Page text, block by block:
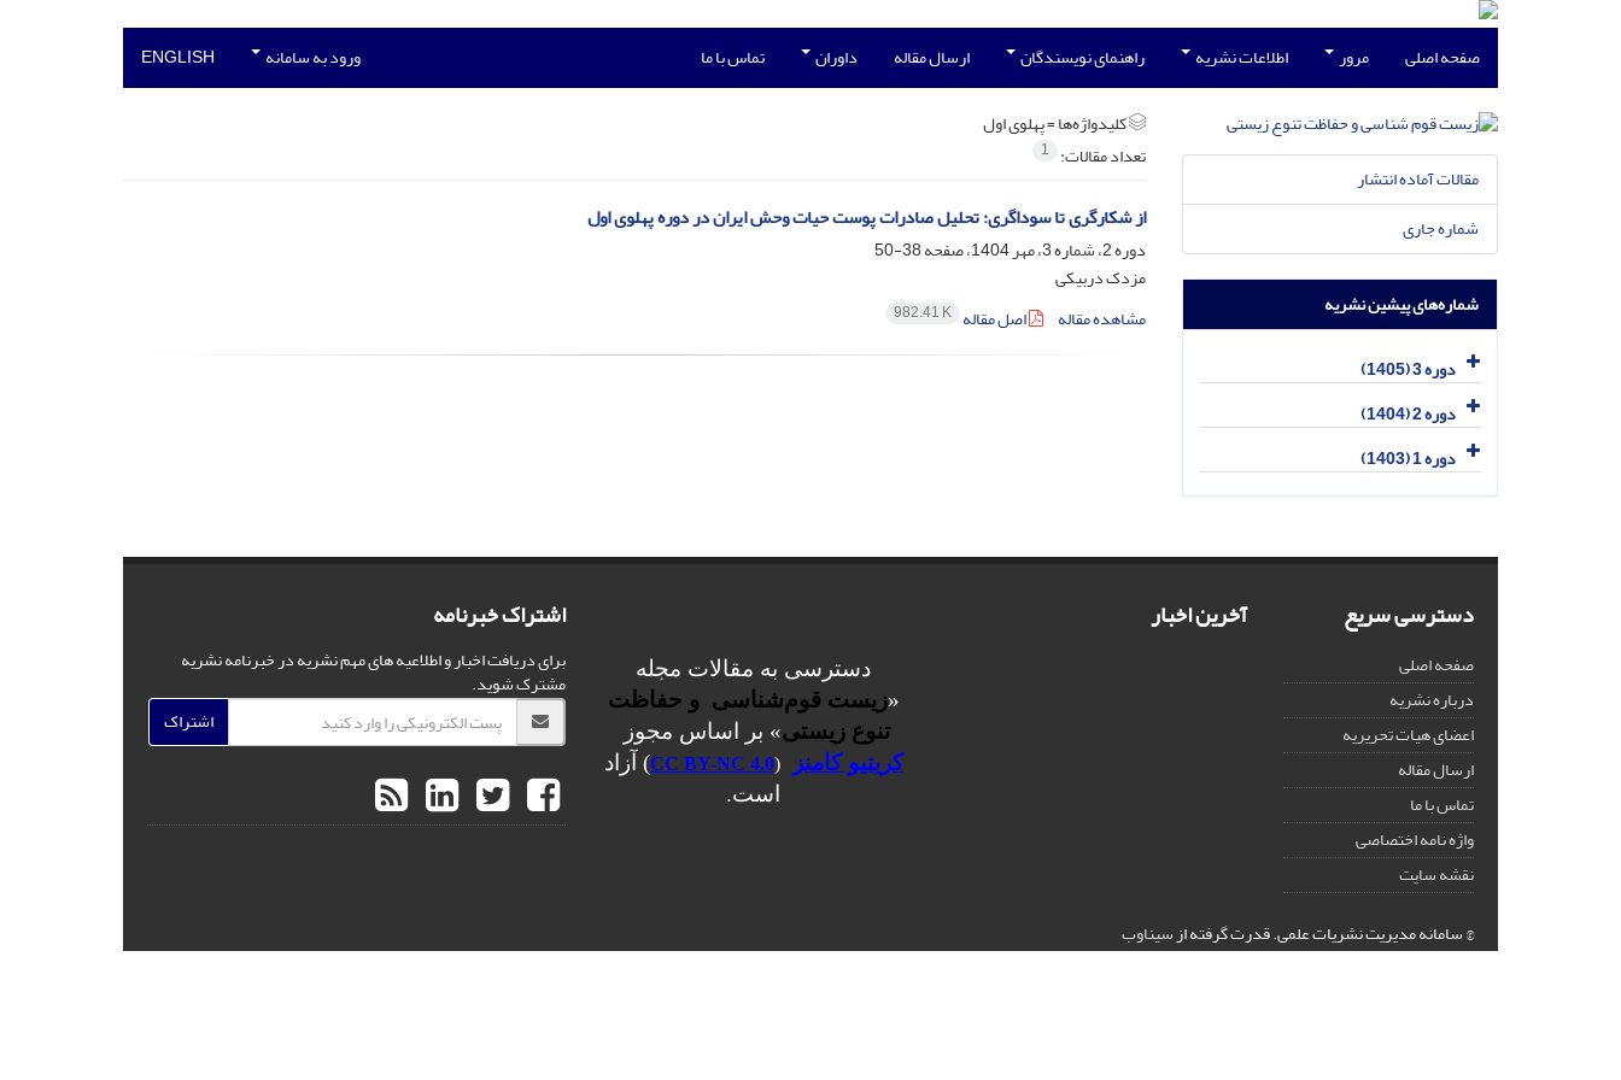
صفحه اصلی مرور اطلاعات نشریه راهنمای نویسندگان ارسال مقاله داوران تماس با ما ورود به سامانه ENGLISH
کلیدواژه‌ها =پهلوی اول
تعداد مقالات: 1
از شکارگری تا سوداگری: تحلیل صادرات پوست حیات وحش ایران در دوره پهلوی اول
دوره 2، شماره 3، مهر 1404، صفحه
38-50
مزدک دربیکی
مشاهده مقاله
اصل مقاله 982.41 K
مقالات آماده انتشار
شماره جاری
شماره‌های پیشین نشریه
دوره 3 (1405)
دوره 2 (1404)
دوره 1 (1403)
دسترسی سریع
صفحه اصلی
درباره نشریه
اعضای هیات تحریریه
ارسال مقاله
تماس با ما
واژه نامه اختصاصی
نقشه سایت
آخرین اخبار
دسترسی به مقالات مجله
«زیست قوم‌شناسی و حفاظت
تنوع زیستی» بر اساس مجوز
کریتیو کامنز
(
CC BY-NC 4.0) آزاد
است.
اشتراک خبرنامه
برای دریافت اخبار و اطلاعیه های مهم نشریه در خبرنامه نشریه
مشترک شوید.
اشتراک
© سامانه مدیریت نشریات علمی.قدرت گرفته ازسیناوب